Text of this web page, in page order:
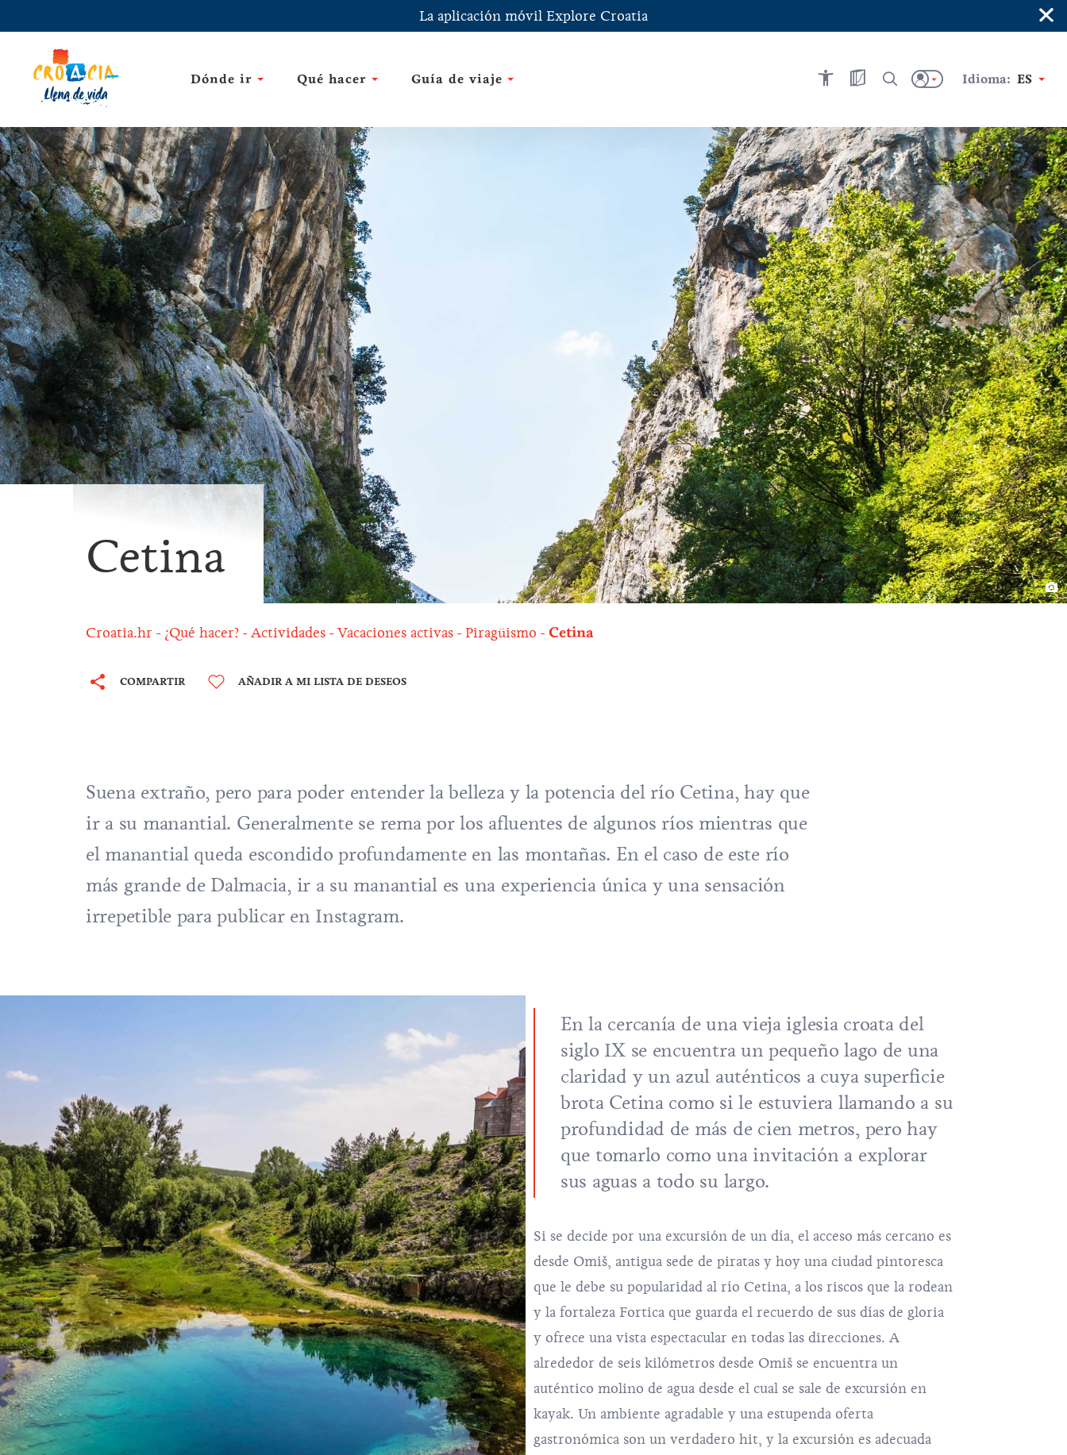
La aplicación móvil Explore Croatia ×
Dónde ir Qué hacer Guía de viaje Idioma: ES
Cetina
Croatia.hr ¿Qué hacer? Actividades Vacaciones activas Piragüismo Cetina
COMPARTIR AÑADIR A MI LISTA DE DESEOS
Suena extraño, pero para poder entender la belleza y la potencia del río Cetina, hay que
ir a su manantial. Generalmente se rema por los afluentes de algunos ríos mientras que
el manantial queda escondido profundamente en las montañas. En el caso de este río
más grande de Dalmacia, ir a su manantial es una experiencia única y una sensación
irrepetible para publicar en Instagram.
En la cercanía de una vieja iglesia croata del
siglo IX se encuentra un pequeño lago de una
claridad y un azul auténticos a cuya superficie
brota Cetina como si le estuviera llamando a su
profundidad de más de cien metros, pero hay
que tomarlo como una invitación a explorar
sus aguas a todo su largo.
Si se decide por una excursión de un día, el acceso más cercano es
desde Omiš, antigua sede de piratas y hoy una ciudad pintoresca
que le debe su popularidad al río Cetina, a los riscos que la rodean
y la fortaleza Fortica que guarda el recuerdo de sus días de gloria
y ofrece una vista espectacular en todas las direcciones. A
alrededor de seis kilómetros desde Omiš se encuentra un
auténtico molino de agua desde el cual se sale de excursión en
kayak. Un ambiente agradable y una estupenda oferta
gastronómica son un verdadero hit, y la excursión es adecuada